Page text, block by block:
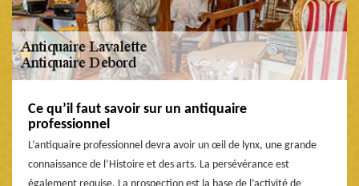
Ce qu’il faut savoir sur un antiquaire
professionnel
L’antiquaire professionnel devra avoir un œil de lynx, une grande
connaissance de l’Histoire et des arts. La persévérance est